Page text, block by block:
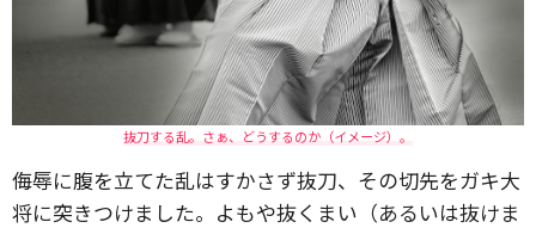
抜刀する乱。さぁ、どうするのか（イメージ）。
侮辱に腹を立てた乱はすかさず抜刀、その切先をガキ大
将に突きつけました。よもや抜くまい（あるいは抜けま